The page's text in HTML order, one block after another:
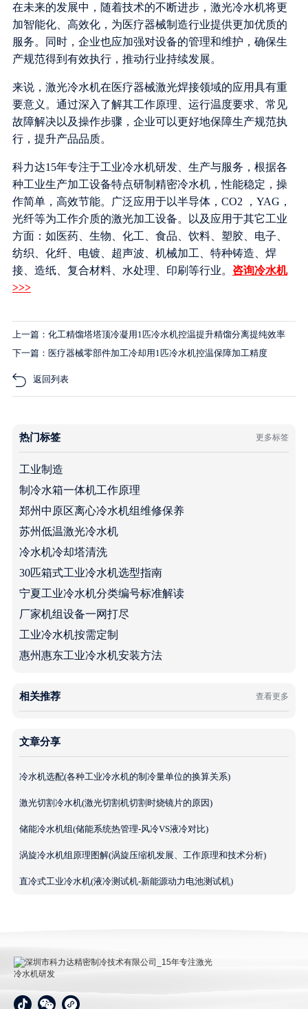
在未来的发展中，随着技术的不断进步，激光冷水机将更
加智能化、高效化，为医疗器械制造行业提供更加优质的
服务。同时，企业也应加强对设备的管理和维护，确保生
产规范得到有效执行，推动行业持续发展。
来说，激光冷水机在医疗器械激光焊接领域的应用具有重
要意义。通过深入了解其工作原理、运行温度要求、常见
故障解决以及操作步骤，企业可以更好地保障生产规范执
行，提升产品品质。
科力达15年专注于工业冷水机研发、生产与服务，根据各
种工业生产加工设备特点研制精密冷水机，性能稳定，操
作简单，高效节能。广泛应用于以半导体，CO2 ，YAG，
光纤等为工作介质的激光加工设备。以及应用于其它工业
方面：如医药、生物、化工、食品、饮料、塑胶、电子、
纺织、化纤、电镀、超声波、机械加工、特种铸造、焊
接、造纸、复合材料、水处理、印刷等行业。 咨询冷水机
>>>
上一篇：化工精馏塔塔顶冷凝用1匹冷水机控温提升精馏分离提纯效率
下一篇：医疗器械零部件加工冷却用1匹冷水机控温保障加工精度
返回列表
热门标签 更多标签
工业制造
制冷水箱一体机工作原理
郑州中原区离心冷水机组维修保养
苏州低温激光冷水机
冷水机冷却塔清洗
30匹箱式工业冷水机选型指南
宁夏工业冷水机分类编号标准解读
厂家机组设备一网打尽
工业冷水机按需定制
惠州惠东工业冷水机安装方法
相关推荐 查看更多
文章分享
冷水机选配(各种工业冷水机的制冷量单位的换算关系)
激光切割冷水机(激光切割机切割时烧镜片的原因)
储能冷水机组(储能系统热管理-风冷VS液冷对比)
涡旋冷水机组原理图解(涡旋压缩机发展、工作原理和技术分析)
直冷式工业冷水机(液冷测试机-新能源动力电池测试机)
深圳市科力达精密制冷技术有限公司_15年专注激光冷